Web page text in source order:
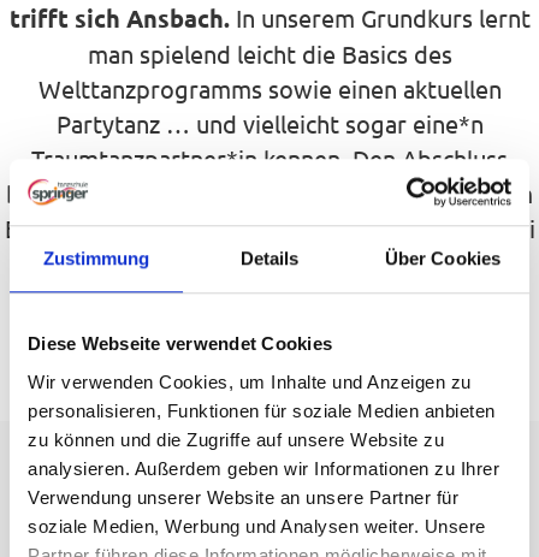
Zustimmung Details Über Cookies
Diese Webseite verwendet Cookies
Wir verwenden Cookies, um Inhalte und Anzeigen zu
personalisieren, Funktionen für soziale Medien anbieten
zu können und die Zugriffe auf unsere Website zu
analysieren. Außerdem geben wir Informationen zu Ihrer
Verwendung unserer Website an unsere Partner für
soziale Medien, Werbung und Analysen weiter. Unsere
trifft sich Ansbach.In unserem Grundkurs lernt
man spielend leicht die Basics des
Welttanzprogramms sowie einen aktuellen
Partytanz … und vielleicht sogar eine*n
Traumtanzpartner*in kennen. Den Abschluss
bildet ein festlicher Ball mit Live-Musik, leckerem
Essen & Trinken und tollen Shows. Das Beste? Bei
Springer werden Tanzfans ausschließlich von
erfahrenen ADTV- Tanzlehrerinnen und
Tanzlehrern betreut. Das bedeutet: fundierter
Tanzspaß leicht und einfach erklärt.
Für jeden Beat den richtigen
Move